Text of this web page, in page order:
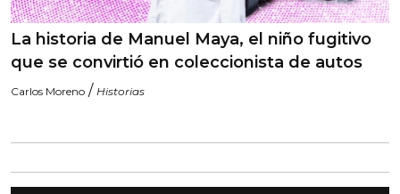
La historia de Manuel Maya, el niño fugitivo
que se convirtió en coleccionista de autos
Carlos Moreno / Historias